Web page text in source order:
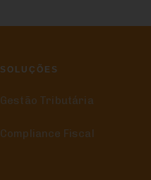
SOLUÇÕES
Gestão Tributária
Compliance Fiscal